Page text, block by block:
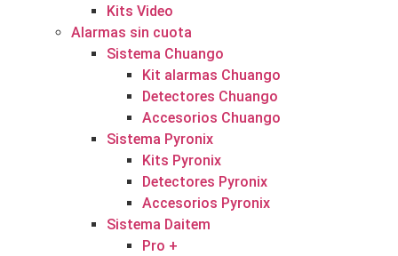
Kits Video
Alarmas sin cuota
Sistema Chuango
Kit alarmas Chuango
Detectores Chuango
Accesorios Chuango
Sistema Pyronix
Kits Pyronix
Detectores Pyronix
Accesorios Pyronix
Sistema Daitem
Pro +